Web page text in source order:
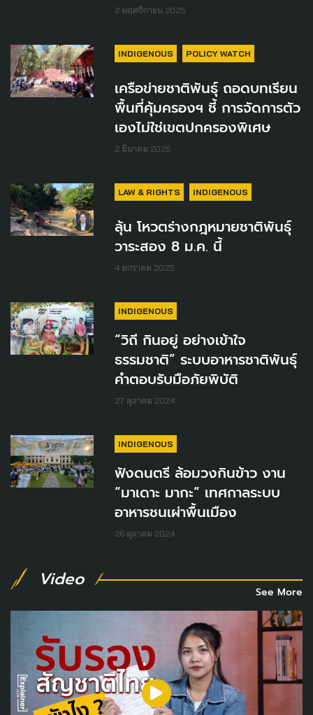
2 พฤศจิกายน 2025
INDIGENOUS POLICY WATCH
เครือข่ายชาติพันธุ์ ถอดบทเรียน
พื้นที่คุ้มครองฯ ชี้ การจัดการตัว
เองไม่ใช่เขตปกครองพิเศษ
2 มีนาคม 2025
LAW & RIGHTS INDIGENOUS
ลุ้น โหวตร่างกฎหมายชาติพันธุ์
วาระสอง 8 ม.ค. นี้
4 มกราคม 2025
INDIGENOUS
“วิถี กินอยู่ อย่างเข้าใจ
ธรรมชาติ” ระบบอาหารชาติพันธ์ุ
คำตอบรับมือภัยพิบัติ
27 ตุลาคม 2024
INDIGENOUS
ฟังดนตรี ล้อมวงกินข้าว งาน
“มาเดาะ มากะ“ เทศกาลระบบ
อาหารชนเผ่าพื้นเมือง
26 ตุลาคม 2024
Video
See More